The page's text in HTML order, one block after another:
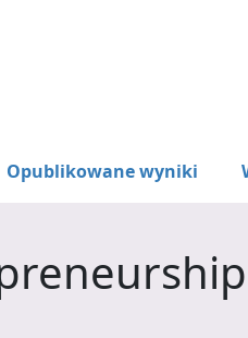
Opublikowane wyniki